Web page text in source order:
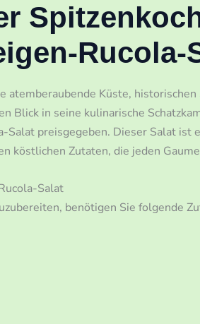
Rucola-
atemberaubende Küste,
Blick in seine kulinarische
Salat preisgegeben. Dieser Salat ist
köstlichen Zutaten, die jeden
Salat
benötigen Sie folgende